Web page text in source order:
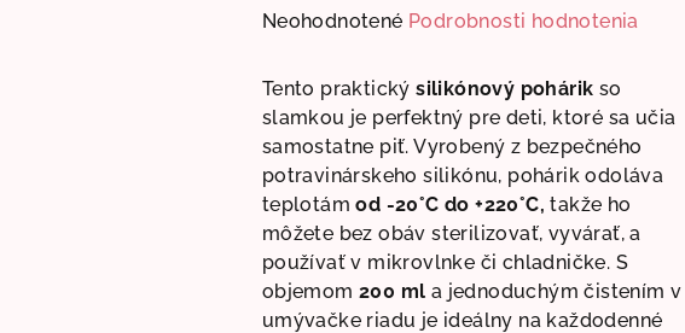
Priemerné
produktu
je
5
hviezdičiek.
Neohodnotené Podrobnosti hodnotenia
Tento praktickýsilikónový pohárik so
slamkou je perfektný pre deti, ktoré sa učia
samostatne piť. Vyrobený z bezpečného
potravinárskeho silikónu, pohárik odoláva
teplotámod -20°C do +220°C, takže ho
môžete bez obáv sterilizovať, vyvárať, a
používať v mikrovlnke či chladničke. S
objemom 200 ml a jednoduchým čistením v
umývačke riadu je ideálny na každodenné